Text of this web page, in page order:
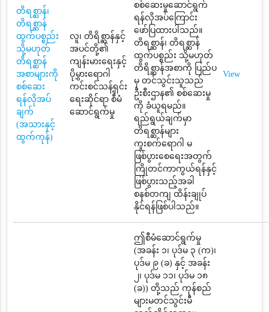
တိရစ္ဆာန်၊
တိရစ္ဆာန်
ထွက်ပစ္စည်း
သို့မဟုတ်
တိရစ္ဆာန်
အစာများကို
စစ်ဆေး
ရန်လိုအပ်
ချက်
(အသားနှင့်
ထွက်ကုန်)
လူ၊ တိရိစ္ဆာန်နှင့်
အပင်တို့၏
ကျန်းမားရေးနှင့်
ပိုမွှားရောဂါ
ကင်းစင်သန့်ရှင်း
ရေးဆိုင်ရာ စီမံ
ဆောင်ရွက်မှု
စစ်ဆေးမှုဆောင်ရွက်
ရန်လိုအပ်ကြောင်း
ဖော်ပြထားပါသည်။
တိရစ္ဆာန်၊ တိရစ္ဆာန်
ထွက်ပစ္စည်း သို့မဟုတ်
တိရိစ္ဆာန်အစာကို ပြည်ပ
မှ တင်သွင်းသူသည်
ဦးစီးဌာန၏ စစ်ဆေးမှု
ကို ခံယူရမည်။
ရည်ရွယ်ချက်မှာ
တိရစ္ဆာန်များ
ကူးစက်ရောဂါ မ
ဖြစ်ပွားစေရေးအတွက်
ကြိုတင်ကာကွယ်ရန်နှင့်
ဖြစ်ပွားသည့်အခါ
စနစ်တကျ ထိန်းချုပ်
နိုင်ရန်ဖြစ်ပါသည်။
View
ဤစီမံဆောင်ရွက်မှု
(အခန်း ၁၊ ပုဒ်မ ၃ (က)၊
ပုဒ်မ ၉ (ခ) နှင့် အခန်း
၂၊ ပုဒ်မ ၁၁၊ ပုဒ်မ ၁၈
(ခ)) တို့သည် ကုန်စည်
များမတင်သွင်းမီ